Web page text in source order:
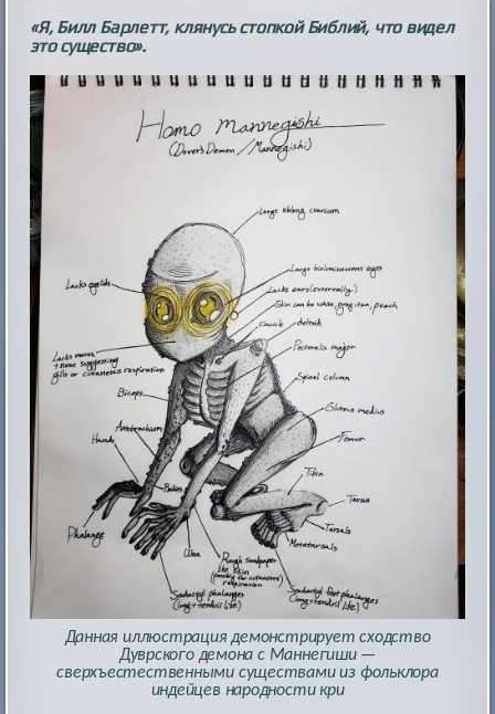
«Я, Билл Барлетт, клянусь стопкой Библий, что видел
это существо».
Данная иллюстрация демонстрирует сходство
Дуврского демона с Маннегиши —
сверхъестественными существами из фольклора
индейцев народности кри